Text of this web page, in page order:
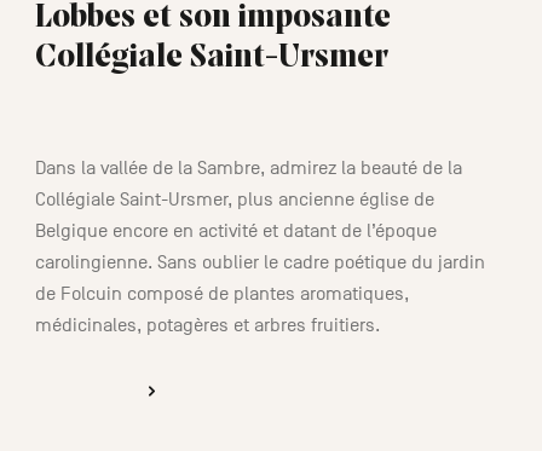
Lobbes et son imposante
Collégiale Saint-Ursmer
Dans la vallée de la Sambre, admirez la beauté de la
Collégiale Saint-Ursmer, plus ancienne église de
Belgique encore en activité et datant de l’époque
carolingienne. Sans oublier le cadre poétique du jardin
de Folcuin composé de plantes aromatiques,
médicinales, potagères et arbres fruitiers.